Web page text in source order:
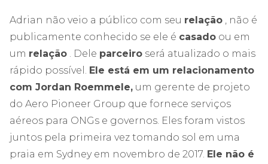
Adrian não veio a público com seu relação , não é
publicamente conhecido se ele é casado ou em
um relação . Dele parceiro será atualizado o mais
rápido possível. Ele está em um relacionamento
com Jordan Roemmele, um gerente de projeto
do Aero Pioneer Group que fornece serviços
aéreos para ONGs e governos. Eles foram vistos
juntos pela primeira vez tomando sol em uma
praia em Sydney em novembro de 2017. Ele não é